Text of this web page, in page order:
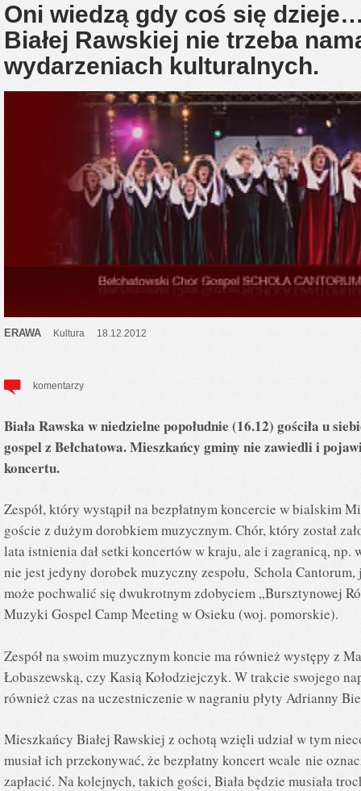
Oni wiedzą gdy coś się
Białej Rawskiej nie trzeba
wydarzeniach kulturalnych.
ERAWA Kultura 18.12.2012
komentarzy
Biała Rawska w niedzielne popołudnie (16.12) gościła u
gospel z Bełchatowa. Mieszkańcy gminy nie zawiedli i
koncertu.
Zespół, który wystąpił na bezpłatnym koncercie w bialskim
goście z dużym dorobkiem muzycznym. Chór, który został
lata istnienia dał setki koncertów w kraju, ale i zagranicą,
nie jest jedyny dorobek muzyczny zespołu, Schola
może pochwalić się dwukrotnym zdobyciem „Bursztynowej
Muzyki Gospel Camp Meeting w Osieku (woj. pomorskie).
Zespół na swoim muzycznym koncie ma również występy z
Łobaszewską, czy Kasią Kołodziejczyk. W trakcie swojego
również czas na uczestniczenie w nagraniu płyty Adrianny
Mieszkańcy Białej Rawskiej z ochotą wzięli udział w tym
musiał ich przekonywać, że bezpłatny koncert wcale nie
zapłacić. Na kolejnych, takich gości, Biała będzie musiała